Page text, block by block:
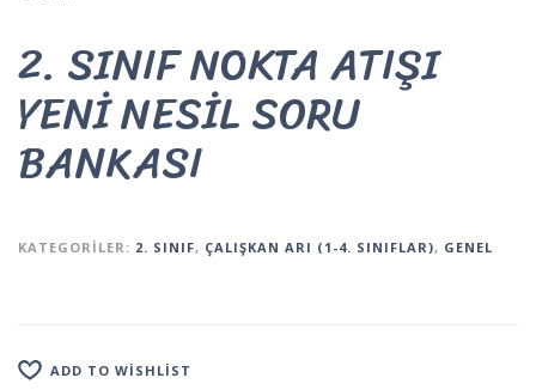
2. SINIF NOKTA ATIŞI
YENİ NESİL SORU
BANKASI
KATEGORILER: 2. SINIF, ÇALIŞKAN ARI (1-4. SINIFLAR), GENEL
ADD TO WISHLIST